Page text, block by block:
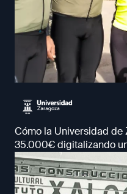
Cómo la Universidad
35.000€ digitalizando